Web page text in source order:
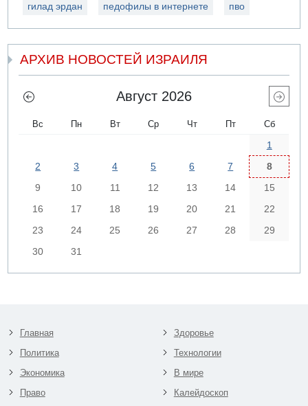
гилад эрдан педофилы в интернете пво
АРХИВ НОВОСТЕЙ ИЗРАИЛЯ
Август 2026
Вс Пн Вт Ср Чт Пт Сб
1
2
3 4 5 6 7
8
9
10 11 12 13 14
15
16
17 18 19 20 21
22
23
24 25 26 27 28
29
30
31
Главная
Политика
Экономика
Право
Здоровье
Технологии
В мире
Калейдоскоп